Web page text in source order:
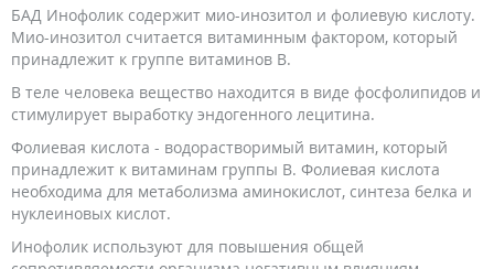
БАД Инофолик содержит мио-инозитол и фолиевую кислоту.
Мио-инозитол считается витаминным фактором, который
принадлежит к группе витаминов В.
В теле человека вещество находится в виде фосфолипидов и
стимулирует выработку эндогенного лецитина.
Фолиевая кислота - водорастворимый витамин, который
принадлежит к витаминам группы B. Фолиевая кислота
необходима для метаболизма аминокислот, синтеза белка и
нуклеиновых кислот.
Инофолик используют для повышения общей